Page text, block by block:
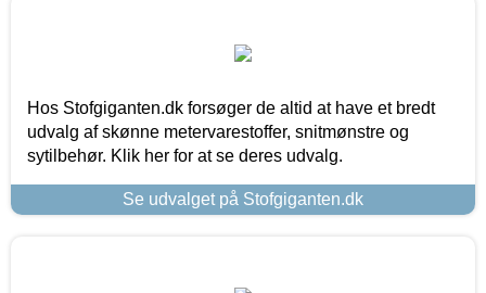
Hos Stofgiganten.dk forsøger de altid at have et bredt
udvalg af skønne metervarestoffer, snitmønstre og
sytilbehør. Klik her for at se deres udvalg.
Se udvalget på Stofgiganten.dk